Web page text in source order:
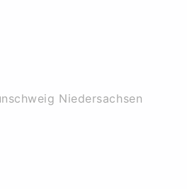
Niedersachsen